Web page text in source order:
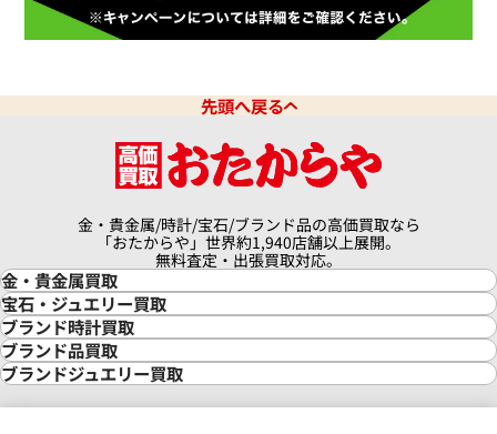
先頭へ戻る
金・貴金属/時計/宝石/ブランド品の高価買取なら
「おたからや」世界約1,940店舗以上展開。
無料査定・出張買取対応。
金・貴金属買取
金買取
金の相場価格情報
金の参考買取価格一覧
インゴット買取
インゴットの相場価格情報
24金買取
宝石・ジュエリー買取
宝石・ジュエリー買取
ダイヤモンド買取
ダイヤモンド・宝石の参考価格一覧
リング・結婚指輪買取
エメラルド買取
ブランド時計買取
時計買取
ロレックス買取
ロレックス デイトナ買取
ロレックス サブマリーナー買取
ブランド品買取
ブランド買取
ブランドジュエリー買取